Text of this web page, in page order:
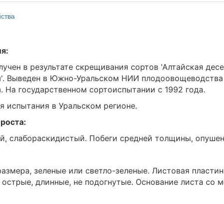
в результате скрещивания сортов 'Алтайская
Выведен в Южно-Уральском НИИ
На государственном сортоиспытании с 1992 года.
испытания в Уральском регионе.
слабораскидистый. Побеги средней толщины,
зеленые или светло-зеленые. Листовая
острые, длинные, не подогнутые. Основание листа со